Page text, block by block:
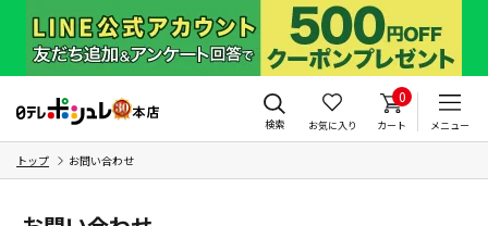
検索 お気に入り
0
カート メニュー
トップ お問い合わせ